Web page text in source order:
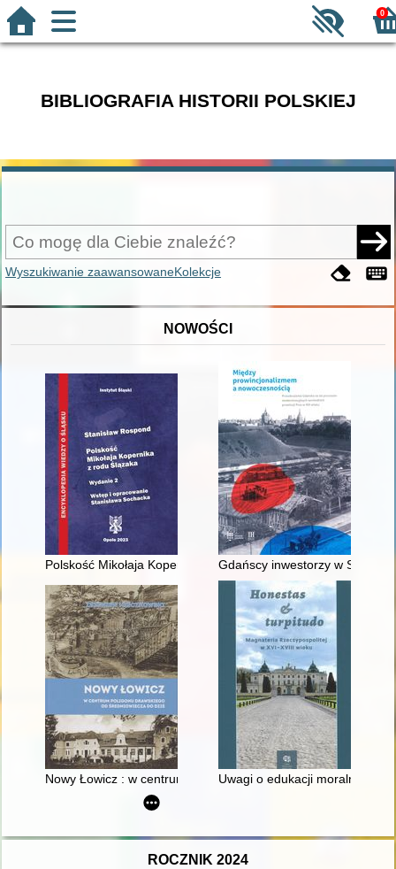
0
BIBLIOGRAFIA HISTORII POLSKIEJ
Wyszukiwanie zaawansowaneKolekcje
NOWOŚCI
Polskość Mikołaja Kopernika z rodu Ślązaka
Gdańscy inwestorzy w
Nowy Łowicz : w centrum poligonu drawskiego od
Uwagi o edukacji moralnej
ROCZNIK 2024